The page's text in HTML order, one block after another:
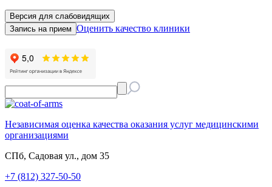
Версия для слабовидящих
Запись на прием Оценить качество клиники
Независимая оценка качества оказания услуг медицинскими
организациями
СПб, Садовая ул., дом 35
+7 (812) 327-50-50